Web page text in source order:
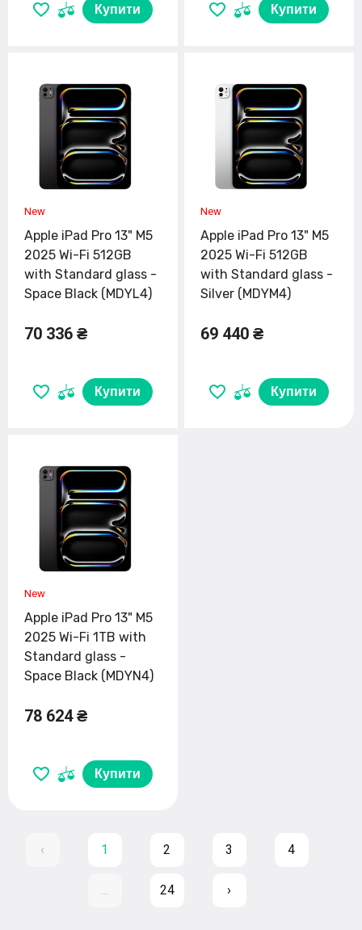
Купити Купити
Apple iPad Pro 13" M5
2025 Wi-Fi 512GB
with Standard glass -
Space Black (MDYL4)
70 336 ₴
Купити
Apple iPad Pro 13" M5
2025 Wi-Fi 512GB
with Standard glass -
Silver (MDYM4)
69 440 ₴
Купити
Apple iPad Pro 13" M5
2025 Wi-Fi 1TB with
Standard glass -
Space Black (MDYN4)
78 624 ₴
Купити
‹ 1 2 3 4
... 24 ›